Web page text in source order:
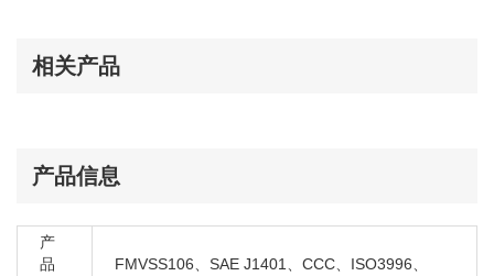
大众 amarok 2011
大众 迈腾R36 2007-2010
大众 帕萨特 2001-2009 B5
大众 帕萨特 2011-2012 B7
相关产品
产品信息
产
品
FMVSS106、SAE J1401、CCC、ISO3996、